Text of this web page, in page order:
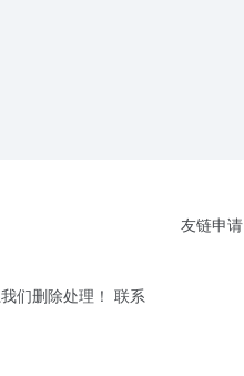
们删除处理！ 联系
友链申请